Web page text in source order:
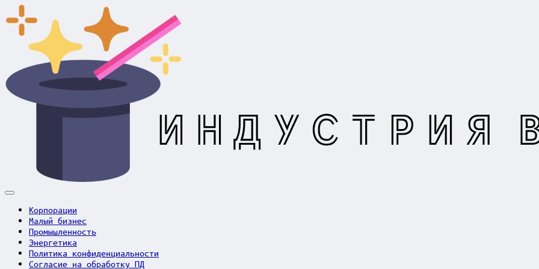
Skip
to
content
Корпорации
Малый бизнес
Промышленность
Энергетика
Политика конфиденциальности
Согласие на обработку ПД